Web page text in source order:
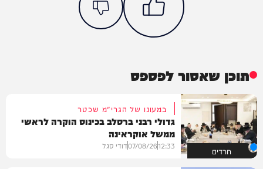
תוכן שאסור לפספס
חרדים
במעונו של הגרי"מ שכטר
גדולי רבני ברסלב בכינוס הוקרה לראשי
ממשל אוקראינה
12:33
07/08/26דודי סגל